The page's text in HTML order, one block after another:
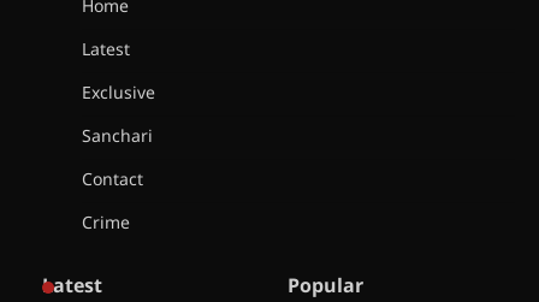
Home
Latest
Exclusive
Sanchari
Contact
Crime
Latest Popular